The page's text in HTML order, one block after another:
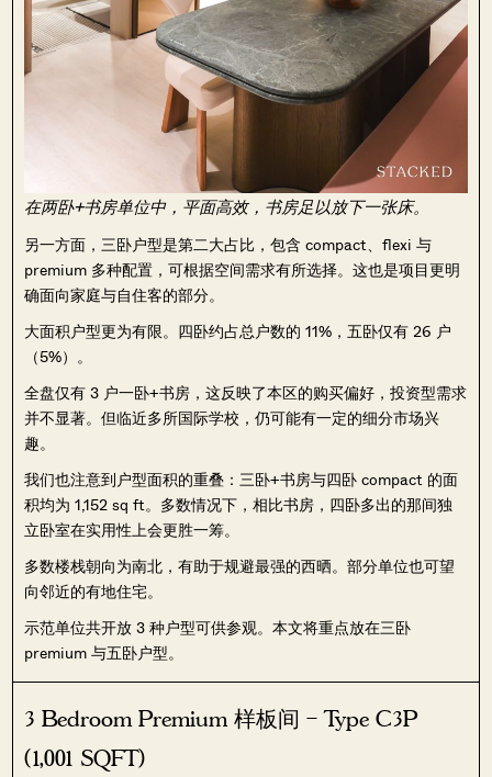
在两卧+书房单位中，平面高效，书房足以放下一张床。
另一方面，三卧户型是第二大占比，包含 compact、flexi 与
premium 多种配置，可根据空间需求有所选择。这也是项目更明
确面向家庭与自住客的部分。
大面积户型更为有限。四卧约占总户数的 11%，五卧仅有 26 户
（5%）。
全盘仅有 3 户一卧+书房，这反映了本区的购买偏好，投资型需求
并不显著。但临近多所国际学校，仍可能有一定的细分市场兴
趣。
我们也注意到户型面积的重叠：三卧+书房与四卧 compact 的面
积均为 1,152 sq ft。多数情况下，相比书房，四卧多出的那间独
立卧室在实用性上会更胜一筹。
多数楼栈朝向为南北，有助于规避最强的西晒。部分单位也可望
向邻近的有地住宅。
示范单位共开放 3 种户型可供参观。本文将重点放在三卧
premium 与五卧户型。
3 Bedroom Premium 样板间 – Type C3P
(1,001 SQFT)